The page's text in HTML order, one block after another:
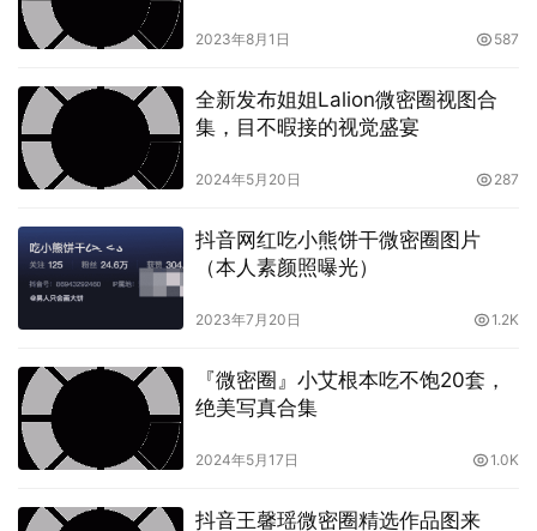
免费获取霸王兽的珍贵资源下载，也是一次知识的积累与学
习的过程。在探索霸王兽的世界中，您将了解到许多有关生
物学、地理学、进化论等方面的知识。这不仅会拓宽您的视
野，更会激发您对于自然奥秘的好奇心和探索欲望。或许，
在这个过程中，您会发现自己对于自然界的理解又深了一
层，对于生命的奇妙又有了新的认识。
最重要的是，这一切都是免费的！您不需要花费任何金钱，
2023年8月1日 587
全新发布姐姐Lalion微密圈视图合
集，目不暇接的视觉盛宴
2024年5月20日 287
抖音网红吃小熊饼干微密圈图片
（本人素颜照曝光）
2023年7月20日 1.2K
『微密圈』小艾根本吃不饱20套，
绝美写真合集
2024年5月17日 1.0K
抖音王馨瑶微密圈精选作品图来